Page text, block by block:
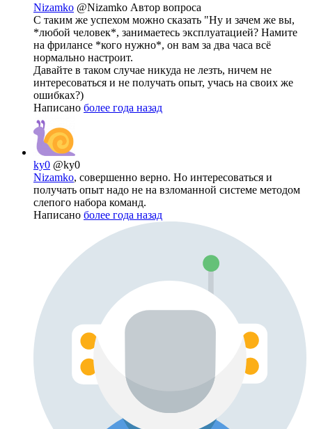
Nizamko @Nizamko Автор вопроса
С таким же успехом можно сказать "Ну и зачем же вы,
*любой человек*, занимаетесь эксплуатацией? Намите
на фрилансе *кого нужно*, он вам за два часа всё
нормально настроит.
Давайте в таком случае никуда не лезть, ничем не
интересоваться и не получать опыт, учась на своих же
ошибках?)
Написано более года назад
ky0 @ky0
Nizamko, совершенно верно. Но интересоваться и
получать опыт надо не на взломанной системе методом
слепого набора команд.
Написано более года назад